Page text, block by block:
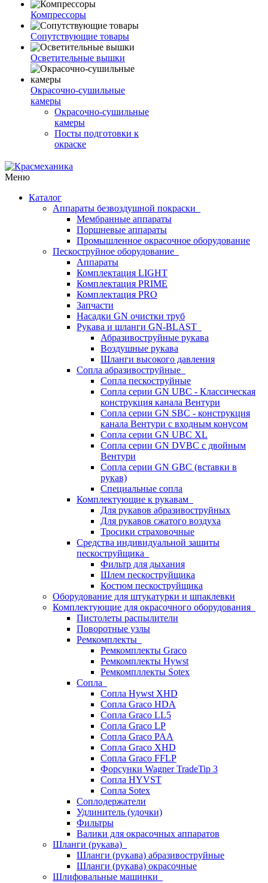
Компрессоры
Сопутствующие товары
Осветительные вышки
Окрасочно-сушильные
камеры
Окрасочно-сушильные
камеры
Посты подготовки к
окраске
Меню
Каталог
Аппараты безвоздушной покраски
Мембранные аппараты
Поршневые аппараты
Промышленное окрасочное оборудование
Пескоструйное оборудование
Аппараты
Комплектация LIGHT
Комплектация PRIME
Комплектация PRO
Запчасти
Насадки GN очистки труб
Рукава и шланги GN-BLAST
Абразивоструйные рукава
Воздушные рукава
Шланги высокого давления
Сопла абразивоструйные
Сопла пескоструйные
Сопла серии GN UBC - Классическая
конструкция канала Вентури
Сопла серии GN SBC - конструкция
канала Вентури c входным конусом
Сопла серии GN UBC XL
Сопла серии GN DVBC с двойным
Вентури
Сопла серии GN GBC (вставки в
рукав)
Специальные сопла
Комплектующие к рукавам
Для рукавов абразивоструйных
Для рукавов сжатого воздуха
Тросики страховочные
Средства индивидуальной защиты
пескоструйщика
Фильтр для дыхания
Шлем пескоструйщика
Костюм пескоструйщика
Оборудование для штукатурки и шпаклевки
Комплектующие для окрасочного оборудования
Пистолеты распылители
Поворотные узлы
Ремкомплекты
Ремкомплекты Graco
Ремкомплекты Hywst
Ремкомпллекты Sotex
Сопла
Сопла Hywst XHD
Сопла Graco HDA
Сопла Graco LL5
Сопла Graco LP
Сопла Graco PAA
Сопла Graco XHD
Сопла Graco FFLP
Форсунки Wagner TradeTip 3
Сопла HYVST
Сопла Sotex
Соплодержатели
Удлинитель (удочки)
Фильтры
Валики для окрасочных аппаратов
Шланги (рукава)
Шланги (рукава) абразивоструйные
Шланги (рукава) окрасочные
Шлифовальные машинки